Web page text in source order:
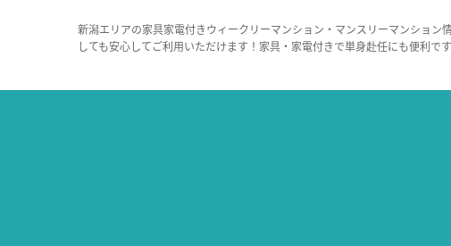
新潟エリアの家具家電付きウィークリーマンション・マンスリーマンショ
しても安心してご利用いただけます！家具・家電付きで単身赴任にも便利です